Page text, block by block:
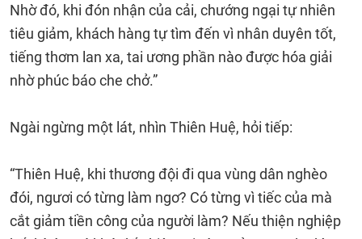
Nhờ đó, khi đón nhận của cải, chướng ngại tự nhiên
tiêu giảm, khách hàng tự tìm đến vì nhân duyên tốt,
tiếng thơm lan xa, tai ương phần nào được hóa giải
nhờ phúc báo che chở.”
Ngài ngừng một lát, nhìn Thiên Huệ, hỏi tiếp:
“Thiên Huệ, khi thương đội đi qua vùng dân nghèo
đói, ngươi có từng làm ngơ? Có từng vì tiếc của mà
cắt giảm tiền công của người làm? Nếu thiện nghiệp